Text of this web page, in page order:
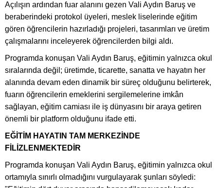
Açılışın ardından fuar alanını gezen Vali Aydın Baruş ve
beraberindeki protokol üyeleri, meslek liselerinde eğitim
gören öğrencilerin hazırladığı projeleri, tasarımları ve üretim
çalışmalarını inceleyerek öğrencilerden bilgi aldı.
Programda konuşan Vali Aydın Baruş, eğitimin yalnızca okul
sıralarında değil; üretimde, ticarette, sanatta ve hayatın her
alanında devam eden dinamik bir süreç olduğunu belirterek,
fuarın öğrencilerin emeklerini sergilemelerine imkân
sağlayan, eğitim camiası ile iş dünyasını bir araya getiren
önemli bir platform olduğunu ifade etti.
EĞİTİM HAYATIN TAM MERKEZİNDE
FİLİZLENMEKTEDİR
Programda konuşan Vali Aydın Baruş, eğitimin yalnızca okul
ortamıyla sınırlı olmadığını vurgulayarak şunları söyledi: